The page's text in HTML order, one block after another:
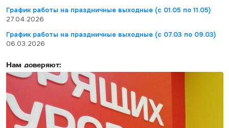
График работы на праздничные выходные (с 01.05 по 11.05)
27.04.2026
График работы на праздничные выходные (с 07.03 по 09.03)
06.03.2026
Нам доверяют: